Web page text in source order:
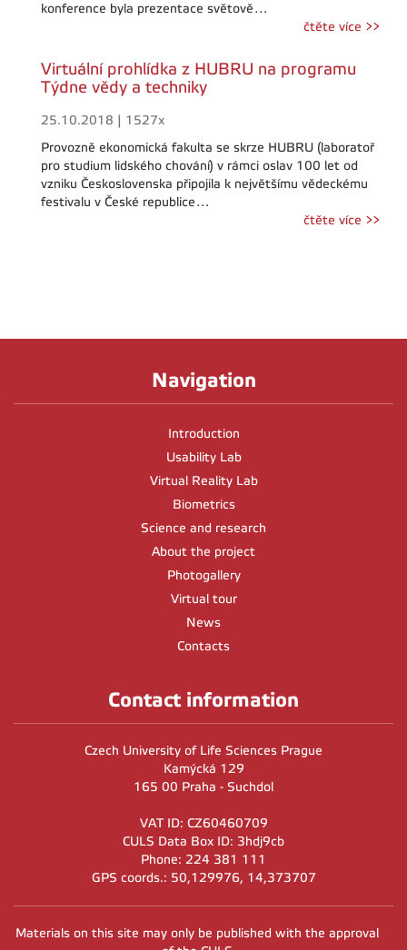
konference byla prezentace světově…
čtěte více >>
Virtuální prohlídka z HUBRU na programu
Týdne vědy a techniky
25.10.2018 | 1527x
Provozně ekonomická fakulta se skrze HUBRU (laboratoř
pro studium lidského chování) v rámci oslav 100 let od
vzniku Československa připojila k největšímu vědeckému
festivalu v České republice…
čtěte více >>
Navigation
Introduction
Usability Lab
Virtual Reality Lab
Biometrics
Science and research
About the project
Photogallery
Virtual tour
News
Contacts
Contact information
Czech University of Life Sciences Prague
Kamýcká 129
165 00 Praha - Suchdol
VAT ID: CZ60460709
CULS Data Box ID: 3hdj9cb
Phone: 224 381 111
GPS coords.: 50,129976, 14,373707
Materials on this site may only be published with the approval